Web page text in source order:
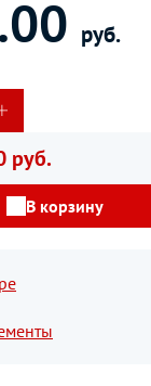
руб.
руб.
В корзину